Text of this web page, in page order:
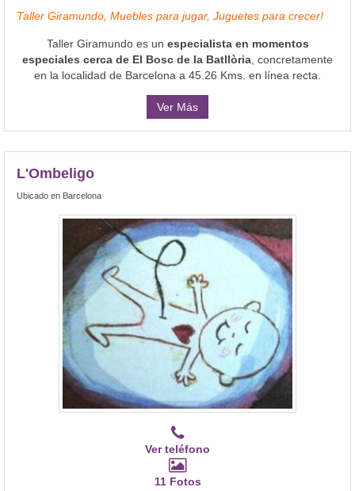
Taller Giramundo, Muebles para jugar, Juguetes para crecer!
Taller Giramundo es un especialista en momentos
especiales cerca de El Bosc de la Batllòria , concretamente
en la localidad de Barcelona a 45.26 Kms. en línea recta.
Ver Más
L'Ombeligo
Ubicado en Barcelona
Ver teléfono
11 Fotos